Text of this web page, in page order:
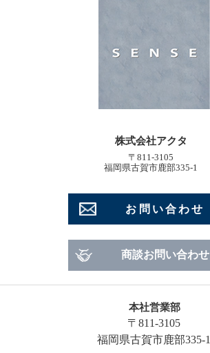
株式会社アクタ
〒811-3105
福岡県古賀市鹿部335-1
お問い合わせ
商談お問い合わせ
本社営業部
〒811-3105
福岡県古賀市鹿部335-1